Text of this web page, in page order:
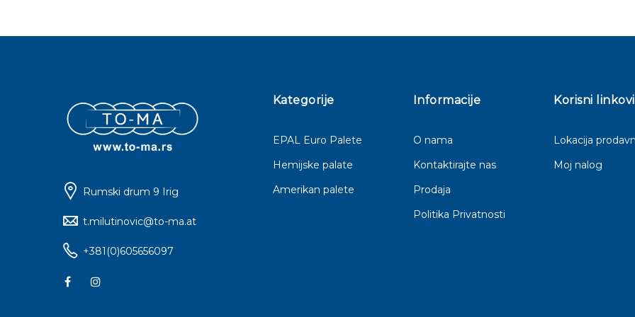
Rumski drum 9 Irig
t.milutinovic@to-ma.at
+381(0)605656097
Kategorije
EPAL Euro Palete
Hemijske palate
Amerikan palete
Informacije
O nama
Kontaktirajte nas
Prodaja
Politika Privatnosti
Korisni linkovi
Lokacija
Moj nalog